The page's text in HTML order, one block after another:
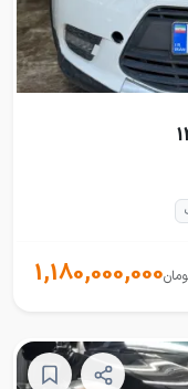
1,180,000,000